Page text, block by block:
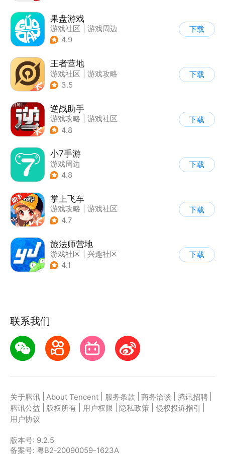
果盘游戏
游戏社区
游戏周边
4.9
下载
王者营地
游戏社区
游戏攻略
3.5
下载
逆战助手
游戏攻略
游戏社区
4.8
下载
小7手游
游戏周边
4.8
下载
掌上飞车
游戏攻略
游戏社区
4.7
下载
旅法师营地
游戏社区
兴趣社区
| 游戏攻略
4.1
下载
联系我们
关于腾讯 About Tencent 服务条款 商务洽谈 腾讯招聘
腾讯公益
版权所有 用户权限 隐私政策 侵权投诉指引
用户协议
版本号: 9.2.5
备案号: 粤B2-20090059-1623A